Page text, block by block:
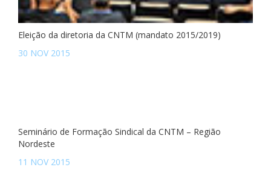
Eleição da diretoria da CNTM (mandato 2015/2019)
30 NOV 2015
Seminário de Formação Sindical da CNTM – Região
Nordeste
11 NOV 2015